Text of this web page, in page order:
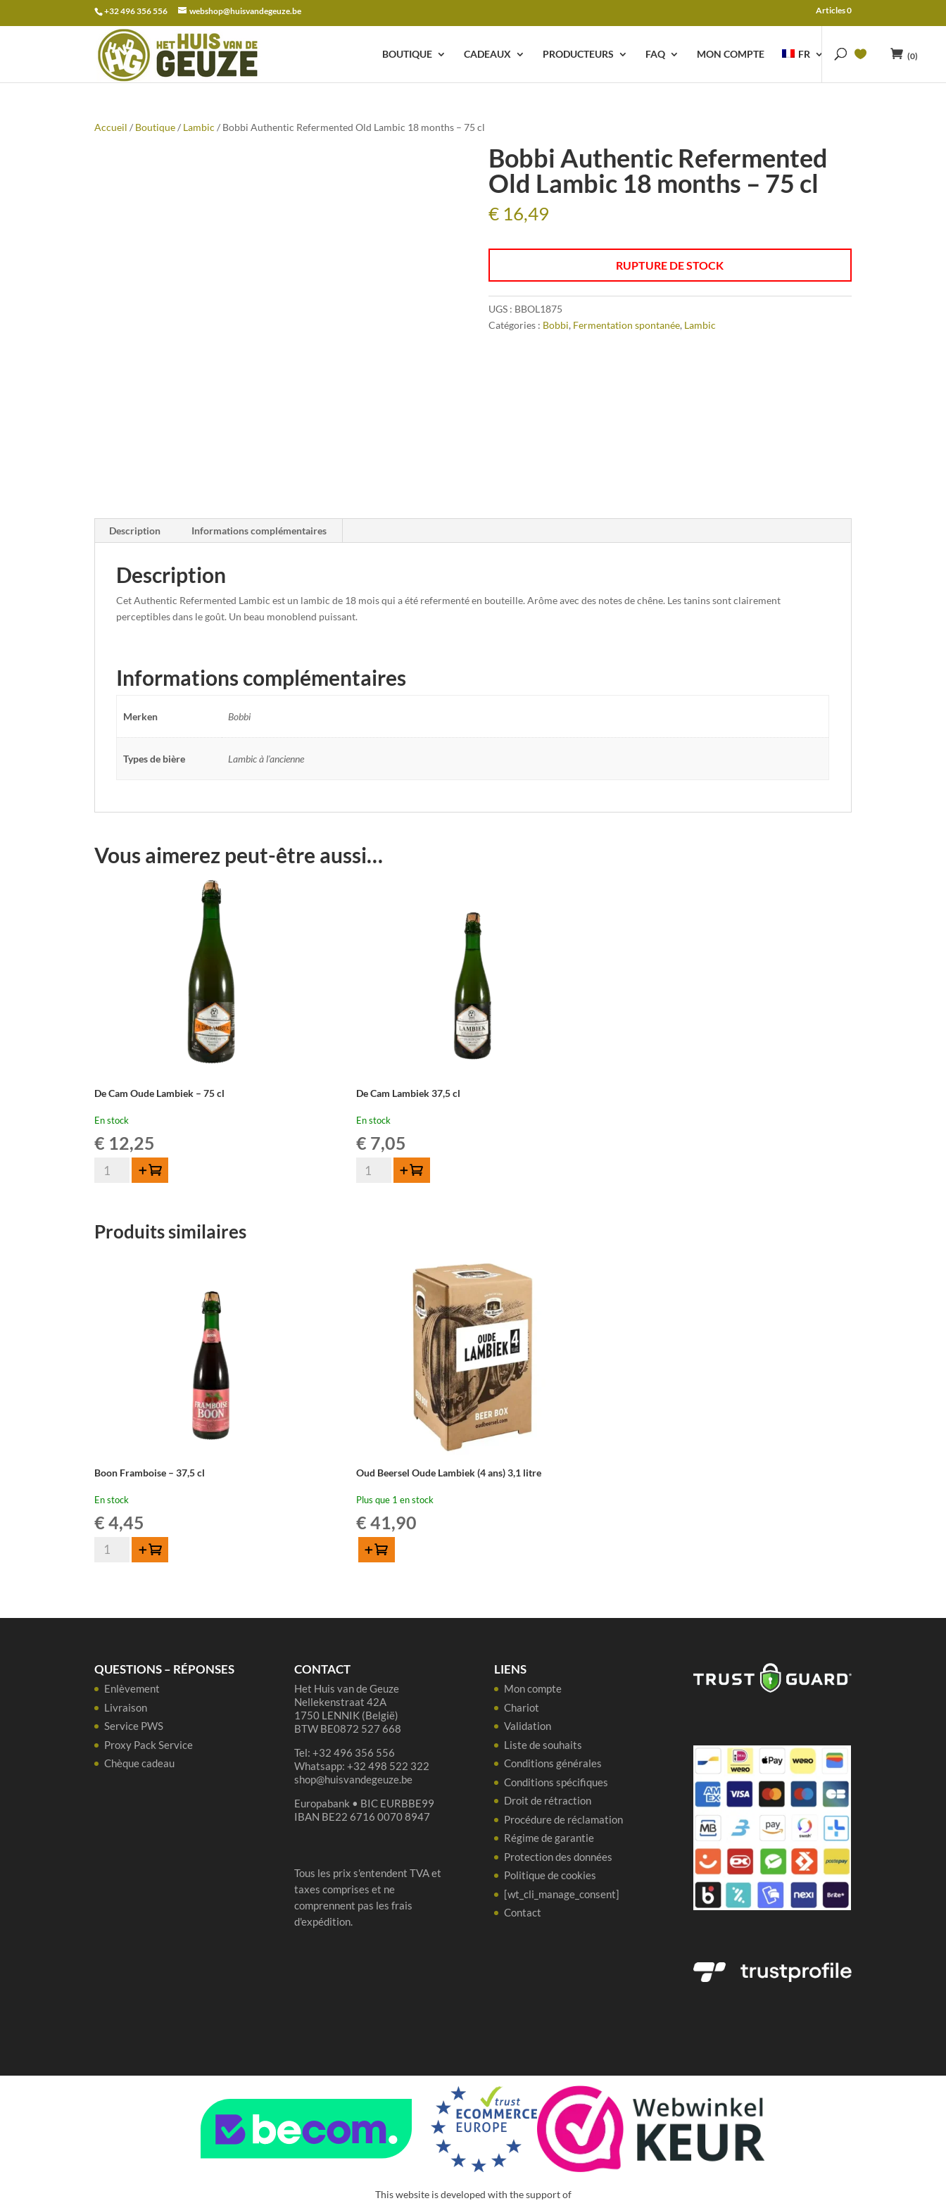
+32 496 356 556 webshop@huisvandegeuze.be Articles 0
BOUTIQUE CADEAUX PRODUCTEURS FAQ MON COMPTE FR (0)
Recherche
pour :
Accueil / Boutique/ Lambic / Bobbi Authentic Refermented Old Lambic 18 months – 75 cl
Bobbi Authentic Refermented
Old Lambic 18 months – 75 cl
€16,49
RUPTURE DE STOCK
UGS : BBOL1875
Catégories : Bobbi, Fermentation spontanée, Lambic
Description Informations complémentaires
Description
Cet Authentic Refermented Lambic est un lambic de 18 mois qui a été refermenté en bouteille. Arôme avec des notes de chêne. Les tanins sont clairement
perceptibles dans le goût. Un beau monoblend puissant.
Informations complémentaires
Merken Bobbi
Types de bière Lambic à l'ancienne
Vous aimerez peut-être aussi…
De Cam Oude Lambiek – 75 cl
En stock
€ 12,25
quantité
Oude
Ajouter au panier
De Cam Lambiek 37,5 cl
En stock
€ 7,05
quantité
Ajouter au panier
Produits similaires
Boon Framboise – 37,5 cl
En stock
€ 4,45
quantité
Ajouter au panier
Oud Beersel Oude Lambiek (4 ans) 3,1 litre
Plus que 1 en stock
€ 41,90
Beersel
ans)
3,1
litre
Ajouter au panier
QUESTIONS – RÉPONSES
Enlèvement
Livraison
Service PWS
Proxy Pack Service
Chèque cadeau
CONTACT
Het Huis van de Geuze
Nellekenstraat 42A
1750 LENNIK (België)
BTW BE0872 527 668
Tel: +32 496 356 556
Whatsapp: +32 498 522 322
shop@huisvandegeuze.be
Europabank • BIC EURBBE99
IBAN BE22 6716 0070 8947
Tous les prix s'entendent TVA et
taxes comprises et ne
comprennent pas les frais
d'expédition.
LIENS
Mon compte
Chariot
Validation
Liste de souhaits
Conditions générales
Conditions spécifiques
Droit de rétraction
Procédure de réclamation
Régime de garantie
Protection des données
Politique de cookies
[wt_cli_manage_consent]
Contact
This website is developed with the support of